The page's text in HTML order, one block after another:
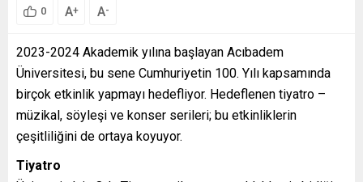
0 A+ A-
2023-2024 Akademik yılına başlayan Acıbadem
Üniversitesi, bu sene Cumhuriyetin 100. Yılı kapsamında
birçok etkinlik yapmayı hedefliyor. Hedeflenen tiyatro –
müzikal, söyleşi ve konser serileri; bu etkinliklerin
çeşitliliğini de ortaya koyuyor.
Tiyatro